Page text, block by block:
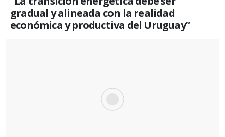
gradual y alineada con la realidad
económica y productiva del Uruguay”